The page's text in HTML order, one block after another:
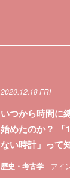
歴史・考古学 アイ
2020.12.18 FRI
いつから時間に
始めたのか？ 「
ない時計」って